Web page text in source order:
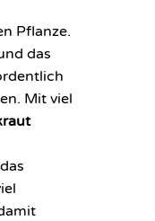
Pflanze.
das
Mit viel